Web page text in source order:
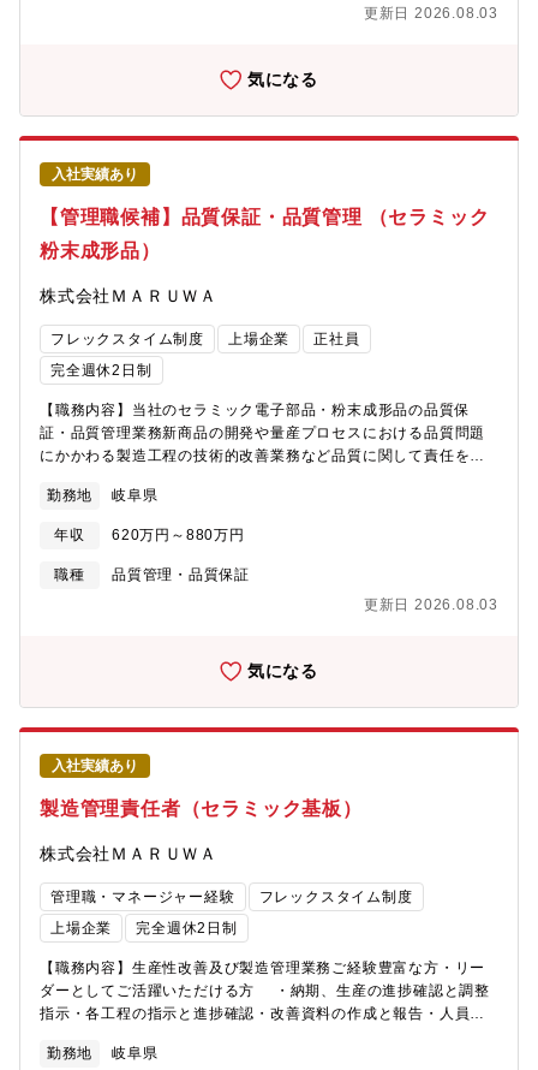
更新日 2026.08.03
気になる
入社実績あり
【管理職候補】品質保証・品質管理 （セラミック
粉末成形品）
株式会社ＭＡＲＵＷＡ
フレックスタイム制度 上場企業
正社員
完全週休2日制
【職務内容】当社のセラミック電子部品・粉末成形品の品質保
証・品質管理業務新商品の開発や量産プロセスにおける品質問題
にかかわる製造工程の技術的改善業務など品質に関して責任を持
す。・顧客対応（監査・クレーム・品質打ち合わせ）・外部購
入・委託メーカーへの品質対応・社内クレーム対応・部内品質管
理 等【担当製品】セラミック電子部品・粉末成形品【この仕事
の面白さ・魅力】会社の成長には品質が最重要であり、責任とや
勤務地 岐阜県
年収 620万円～880万円
職種
品質管理・品質保証
更新日 2026.08.03
気になる
入社実績あり
製造管理責任者（セラミック基板）
株式会社ＭＡＲＵＷＡ
管理職・マネージャー経験
フレックスタイム制度
上場企業
完全週休2日制
【職務内容】生産性改善及び製造管理業務ご経験豊富な方・リー
ダーとしてご活躍いただける方 ・納期、生産の進捗確認と調整
指示・各工程の指示と進捗確認・改善資料の作成と報告・人員調
ケイ素基板、炭化ケイ素製品など【この仕事の面白さ・魅力】改
勤務地 岐阜県